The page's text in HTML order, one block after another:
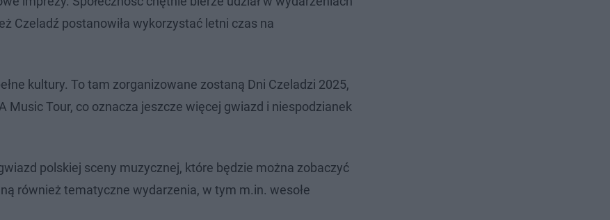
Czeladź postanowiła wykorzystać letni czas na
kultury. To tam zorganizowane zostaną Dni Czeladzi 2025,
Tour, co oznacza jeszcze więcej gwiazd i niespodzianek
polskiej sceny muzycznej, które będzie można zobaczyć
również tematyczne wydarzenia, w tym m.in. wesołe